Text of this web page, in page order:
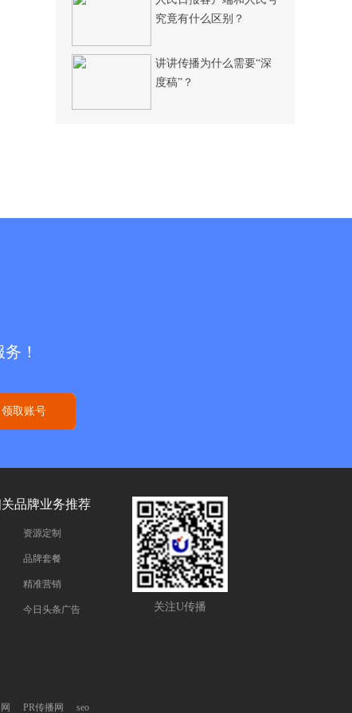
究竟有什么区别？
讲讲传播为什么需要“深
度稿”？
！
领取账号
品牌业务推荐
资源定制
品牌套餐
精准营销
今日头条广告 关注U传播
PR传播网 seo